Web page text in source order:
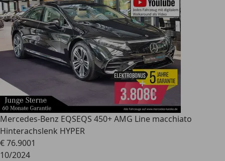
Mercedes-Benz EQSEQS 450+ AMG Line macchiato
Hinterachslenk HYPER
€ 76.9001
10/2024